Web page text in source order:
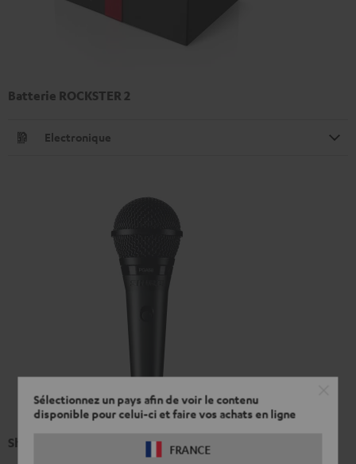
Sélectionnez un pays afin de voir le contenu
disponible pour celui-ci et faire vos achats en ligne
FRANCE
Batterie ROCKSTER 2
Electronique
Shure PGA58